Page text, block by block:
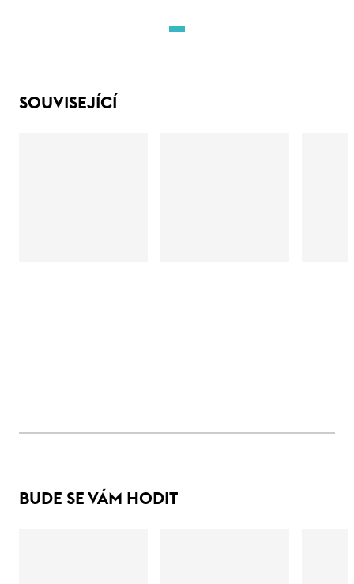
SOUVISEJÍCÍ
BUDE SE VÁM HODIT